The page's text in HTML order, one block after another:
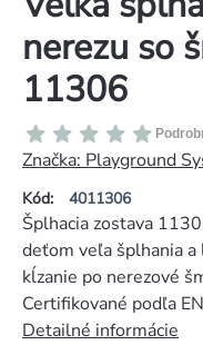
nerezu so
11306
Kód: 4011306
Priemerné
hodnotenie
produktu
je
0,0
z
5
hviezdičiek.
Značka: Playground
Šplhacia zostava
deťom veľa šplhania
kĺzanie po nerezové
Certifikované podľa
Detailné informácie